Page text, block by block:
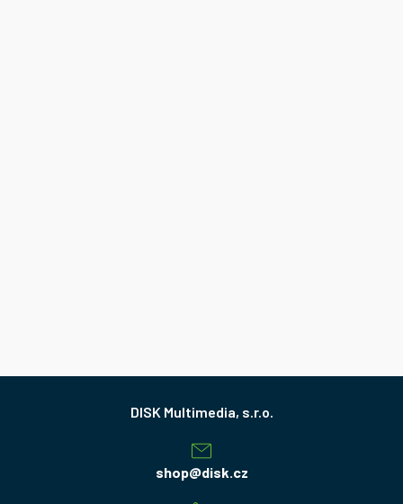
shop@disk.cz